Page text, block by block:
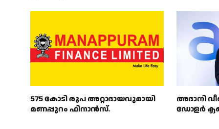
575 കോടി രൂപ അറ്റാദായവുമായി
മണപ്പുറം ഫിനാൻസ്.
അദാനി
ഡോളർ